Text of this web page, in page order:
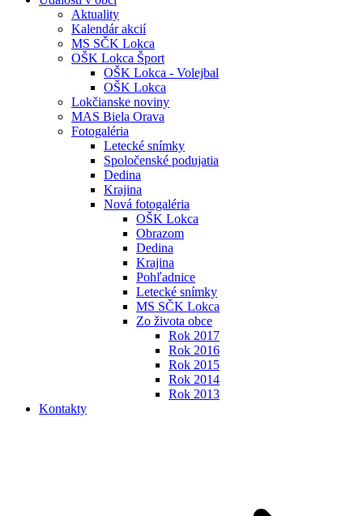
Aktuality
Kalendár akcií
MS SČK Lokca
OŠK Lokca Šport
OŠK Lokca - Volejbal
OŠK Lokca
Lokčianske noviny
MAS Biela Orava
Fotogaléria
Letecké snímky
Spoločenské podujatia
Dedina
Krajina
Nová fotogaléria
OŠK Lokca
Obrazom
Dedina
Krajina
Pohľadnice
Letecké snímky
MS SČK Lokca
Zo života obce
Rok 2017
Rok 2016
Rok 2015
Rok 2014
Rok 2013
Kontakty